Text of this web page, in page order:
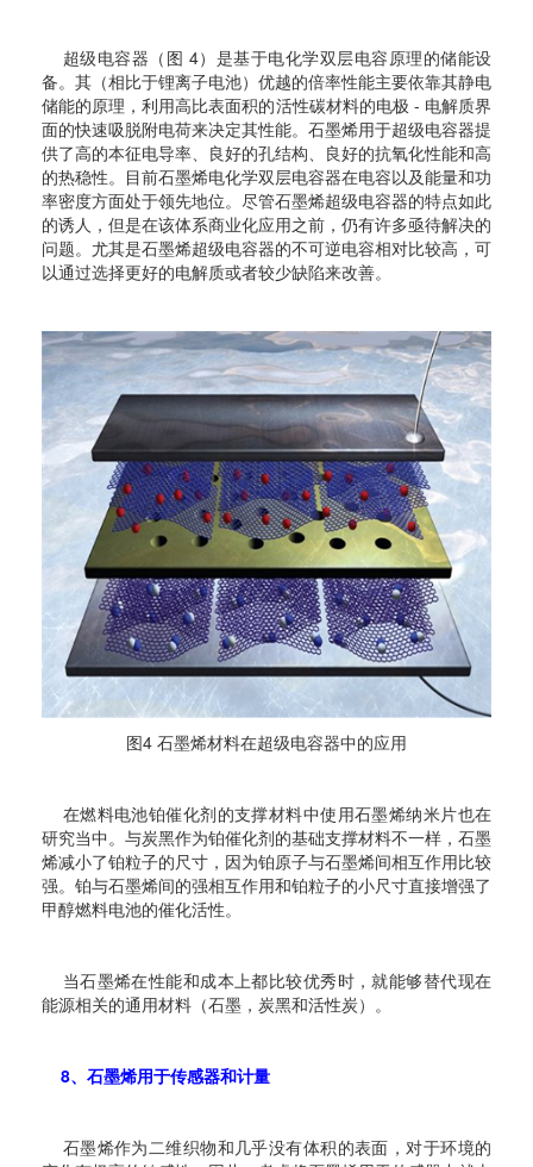
超级电容器（图 4）是基于电化学双层电容原理的储能设
备。其（相比于锂离子电池）优越的倍率性能主要依靠其静电
储能的原理，利用高比表面积的活性碳材料的电极 - 电解质界
面的快速吸脱附电荷来决定其性能。石墨烯用于超级电容器提
供了高的本征电导率、良好的孔结构、良好的抗氧化性能和高
的热稳性。目前石墨烯电化学双层电容器在电容以及能量和功
率密度方面处于领先地位。尽管石墨烯超级电容器的特点如此
的诱人，但是在该体系商业化应用之前，仍有许多亟待解决的
问题。尤其是石墨烯超级电容器的不可逆电容相对比较高，可
以通过选择更好的电解质或者较少缺陷来改善。
图4 石墨烯材料在超级电容器中的应用
在燃料电池铂催化剂的支撑材料中使用石墨烯纳米片也在
研究当中。与炭黑作为铂催化剂的基础支撑材料不一样，石墨
烯减小了铂粒子的尺寸，因为铂原子与石墨烯间相互作用比较
强。铂与石墨烯间的强相互作用和铂粒子的小尺寸直接增强了
甲醇燃料电池的催化活性。
当石墨烯在性能和成本上都比较优秀时，就能够替代现在
能源相关的通用材料（石墨，炭黑和活性炭）。
8、石墨烯用于传感器和计量
石墨烯作为二维织物和几乎没有体积的表面，对于环境的